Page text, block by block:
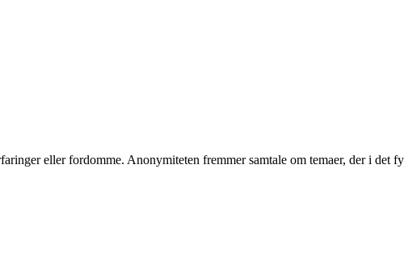
eller fordomme. Anonymiteten fremmer samtale om temaer, der i det